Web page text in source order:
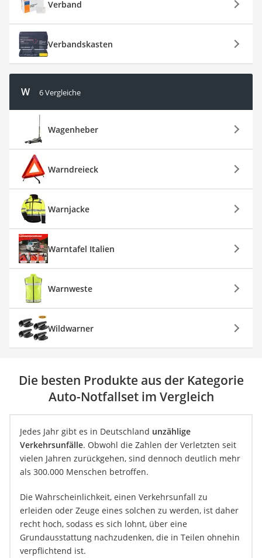
Verband
Verbandskasten
W 6 Vergleiche
Wagenheber
Warndreieck
Warnjacke
Warntafel Italien
Warnweste
Wildwarner
Die besten Produkte aus der Kategorie
Auto-Notfallset im Vergleich
Jedes Jahr gibt es in Deutschland unzählige
Verkehrsunfälle. Obwohl die Zahlen der Verletzten seit
vielen Jahren zurückgehen, sind dennoch deutlich mehr
als 300.000 Menschen betroffen.
Die Wahrscheinlichkeit, einen Verkehrsunfall zu
erleiden oder Zeuge eines solchen zu werden, ist daher
recht hoch, sodass es sich lohnt, über eine
Grundausstattung nachzudenken, die in Teilen ohnehin
verpflichtend ist.